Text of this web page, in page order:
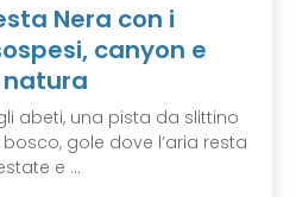
Nera con i
canyon e
abeti, una pista da slittino
gole dove l’aria resta
e ...